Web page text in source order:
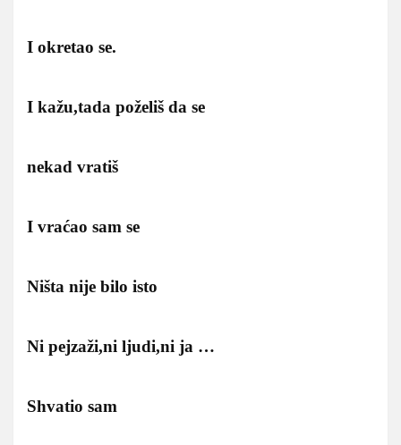
I okretao se.
I kažu,tada poželiš da se
nekad vratiš
I vraćao sam se
Ništa nije bilo isto
Ni pejzaži,ni ljudi,ni ja …
Shvatio sam